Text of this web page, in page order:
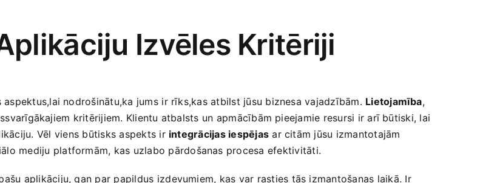
Izvēles Kritēriji
nodrošinātu,ka jums⁢ ir rīks,kas‍ atbilst jūsu biznesa vajadzībām. Lietojamība,
kritērijiem. Klientu atbalsts ⁣un apmācībām pieejamie resursi ir arī būtiski, lai
Vēl⁢ viens būtisks aspekts ir integrācijas iespējas ar citām ‌jūsu izmantotajām
mediju platformām, kas uzlabo pārdošanas procesa efektivitāti.
aplikāciju, gan par papildus ⁢izdevumiem, kas var rasties ‌tās izmantošanas laikā. Ir